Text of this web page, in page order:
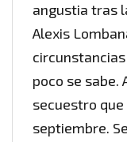
angustia tras
Alexis
poco se sabe.
secuestro que
septiembre.